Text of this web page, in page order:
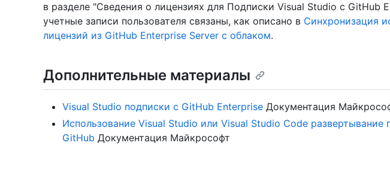
в разделе "Сведения о лицензиях для Подписки Visual Studio с GitHub
учетные записи пользователя связаны, как описано в Синхронизация
лицензий из GitHub Enterprise Server с облаком.
Дополнительные материалы
Visual Studio подписки с GitHub Enterprise Документация
Использование Visual Studio или Visual Studio Code развертывание
GitHub Документация Майкрософт